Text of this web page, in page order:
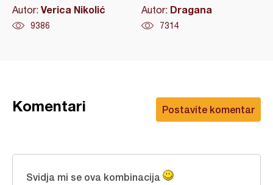
Autor: Verica Nikolić
9386
Autor: Dragana
7314
Postavite komentar
Komentari
Svidja mi se ova kombinacija